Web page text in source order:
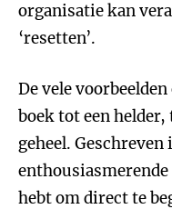
organisatie kan
‘resetten’.
De vele
boek tot een
geheel.
hebt om direct te